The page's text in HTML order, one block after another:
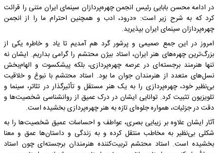
در ادامه محسن بابایی رئیس انجمن چهره‌پردازان سینمای ایران متنی را قرائت
کرد که به شرح زیر است: «درود، ادب و همچنین احترام ما را از انجمن
چهره‌پردازان سینمای ایران بپذیرید.
امروز در این جمع صمیمی و پرشور گرد هم آمدیم تا یاد و خاطره یکی از
بزرگ‌ترین چهره‌های هنر ایران، استاد بیژن محتشم را گرامی بداریم. ایشان نه
تنها هنرمند برجسته‌ای در عرصه چهره‌پردازی، بلکه پیشکسوت و الهام‌بخش
نسل‌های متعدد از هنرمندان جوان ما بود. استاد محتشم با نبوغ و خلاقیت
بی‌نظیر خود، چهره‌پردازی را به یک هنر مستقل و تأثیرگذار در تئاتر، سینما و
تلویزیون تثبیت کرد. توانایی ایشان در درک عمیق از روانشناسی شخصیت‌ها و
دقت در جزئیات، همواره جلوه‌ای تازه به هنر چهره‌پردازی بخشیده است.
آثار ایشان علاوه بر زیبایی بصری، عواطف و احساسات عمیق شخصیت‌ها را به
شکلی بی‌نظیر به مخاطب منتقل کرده و به زندگی و داستان‌ها عمق و معنا
بخشیده است. استاد محتشم تربیت‌کننده هنرمندان برجسته‌ای چون استاد